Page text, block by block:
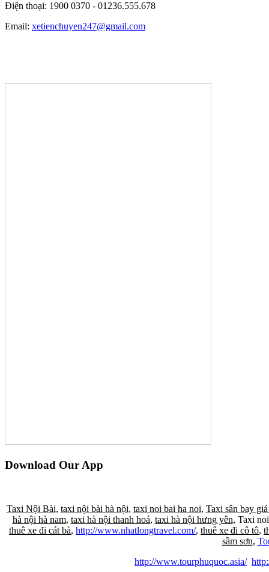
Điện thoại: 1900 0370 - 01236.555.678
Email: xetienchuyen247@gmail.com
Download Our App
Taxi Nội Bài, taxi nội bài hà nội, taxi noi bai ha noi, Taxi sân bay giá
hà nội hà nam, taxi hà nội thanh hoá, taxi hà nội hưng yên, Taxi
thuê xe đi cát bà, http://www.nhatlongtravel.com/, thuê xe đi cô tô,
sầm sơn,
http://www.tourphuquoc.asia/